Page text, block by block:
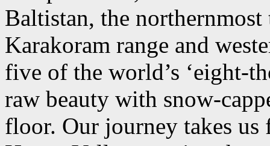
Baltistan, the
Karakoram range and
five of the world’s ‘eight-
raw beauty with snow-
floor. Our journey takes